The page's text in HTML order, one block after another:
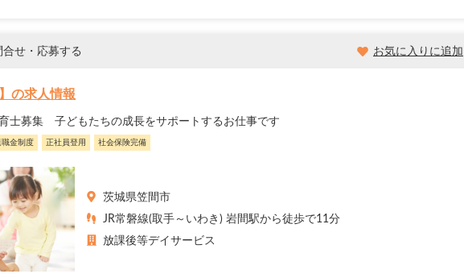
せ・応募する お気に入りに追加
の求人情報
育士募集 子どもたちの成長をサポートするお仕事です
職金制度 正社員登用 社会保険完備
茨城県笠間市
JR常磐線(取手～いわき) 岩間駅から徒歩で11分
放課後等デイサービス